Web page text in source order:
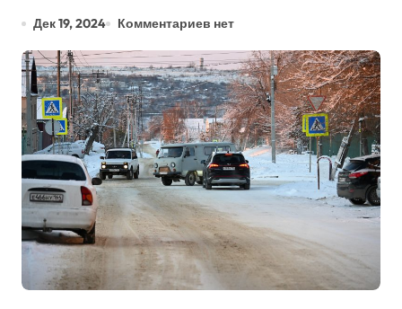
Дек 19, 2024 Комментариев нет